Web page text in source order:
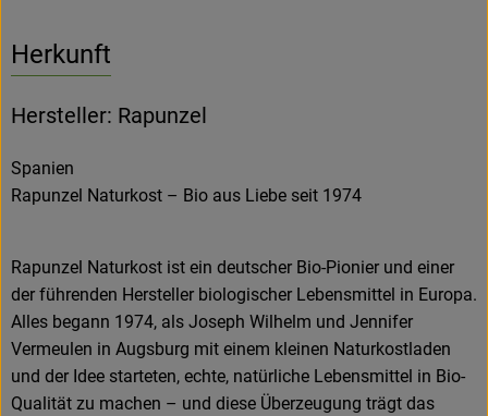
Herkunft
Hersteller: Rapunzel
Spanien
Rapunzel Naturkost – Bio aus Liebe seit 1974
Rapunzel Naturkost ist ein deutscher Bio-Pionier und einer
der führenden Hersteller biologischer Lebensmittel in Europa.
Alles begann 1974, als Joseph Wilhelm und Jennifer
Vermeulen in Augsburg mit einem kleinen Naturkostladen
und der Idee starteten, echte, natürliche Lebensmittel in Bio-
Qualität zu machen – und diese Überzeugung trägt das